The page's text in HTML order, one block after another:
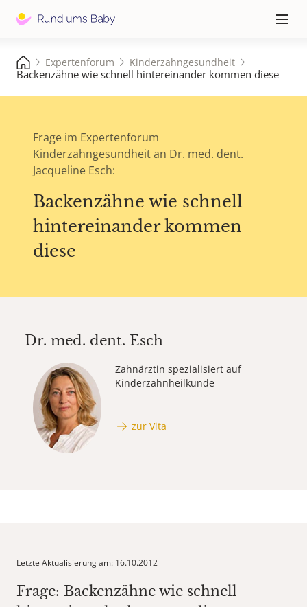
≡
Expertenforum Kinderzahngesundheit
Backenzähne wie schnell hintereinander kommen diese
Frage im Expertenforum
Kinderzahngesundheit an Dr. med. dent.
Jacqueline Esch:
Backenzähne wie schnell
hintereinander kommen
diese
Dr. med. dent. Esch
Zahnärztin spezialisiert auf
Kinderzahnheilkunde
zur Vita
Letzte Aktualisierung am: 16.10.2012
Frage: Backenzähne wie schnell